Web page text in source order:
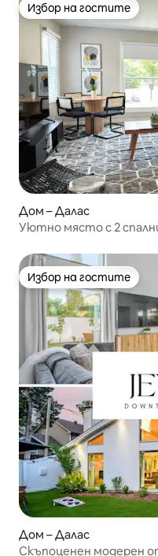
Избор на гостите
Избор на гостите
Дом – Далас
Уютно място с 2
Избор на гостите
Избор на гостите
Дом – Далас
Скъпоценен модерен